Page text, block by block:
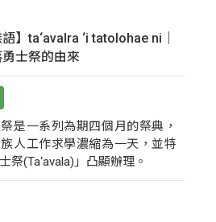
語】ta‘avalra ‘i tatolohae ni｜
士祭的由來
是一系列為期四個月的祭典，
人工作求學濃縮為一天，並特
祭(Ta‘avala)」凸顯辦理。